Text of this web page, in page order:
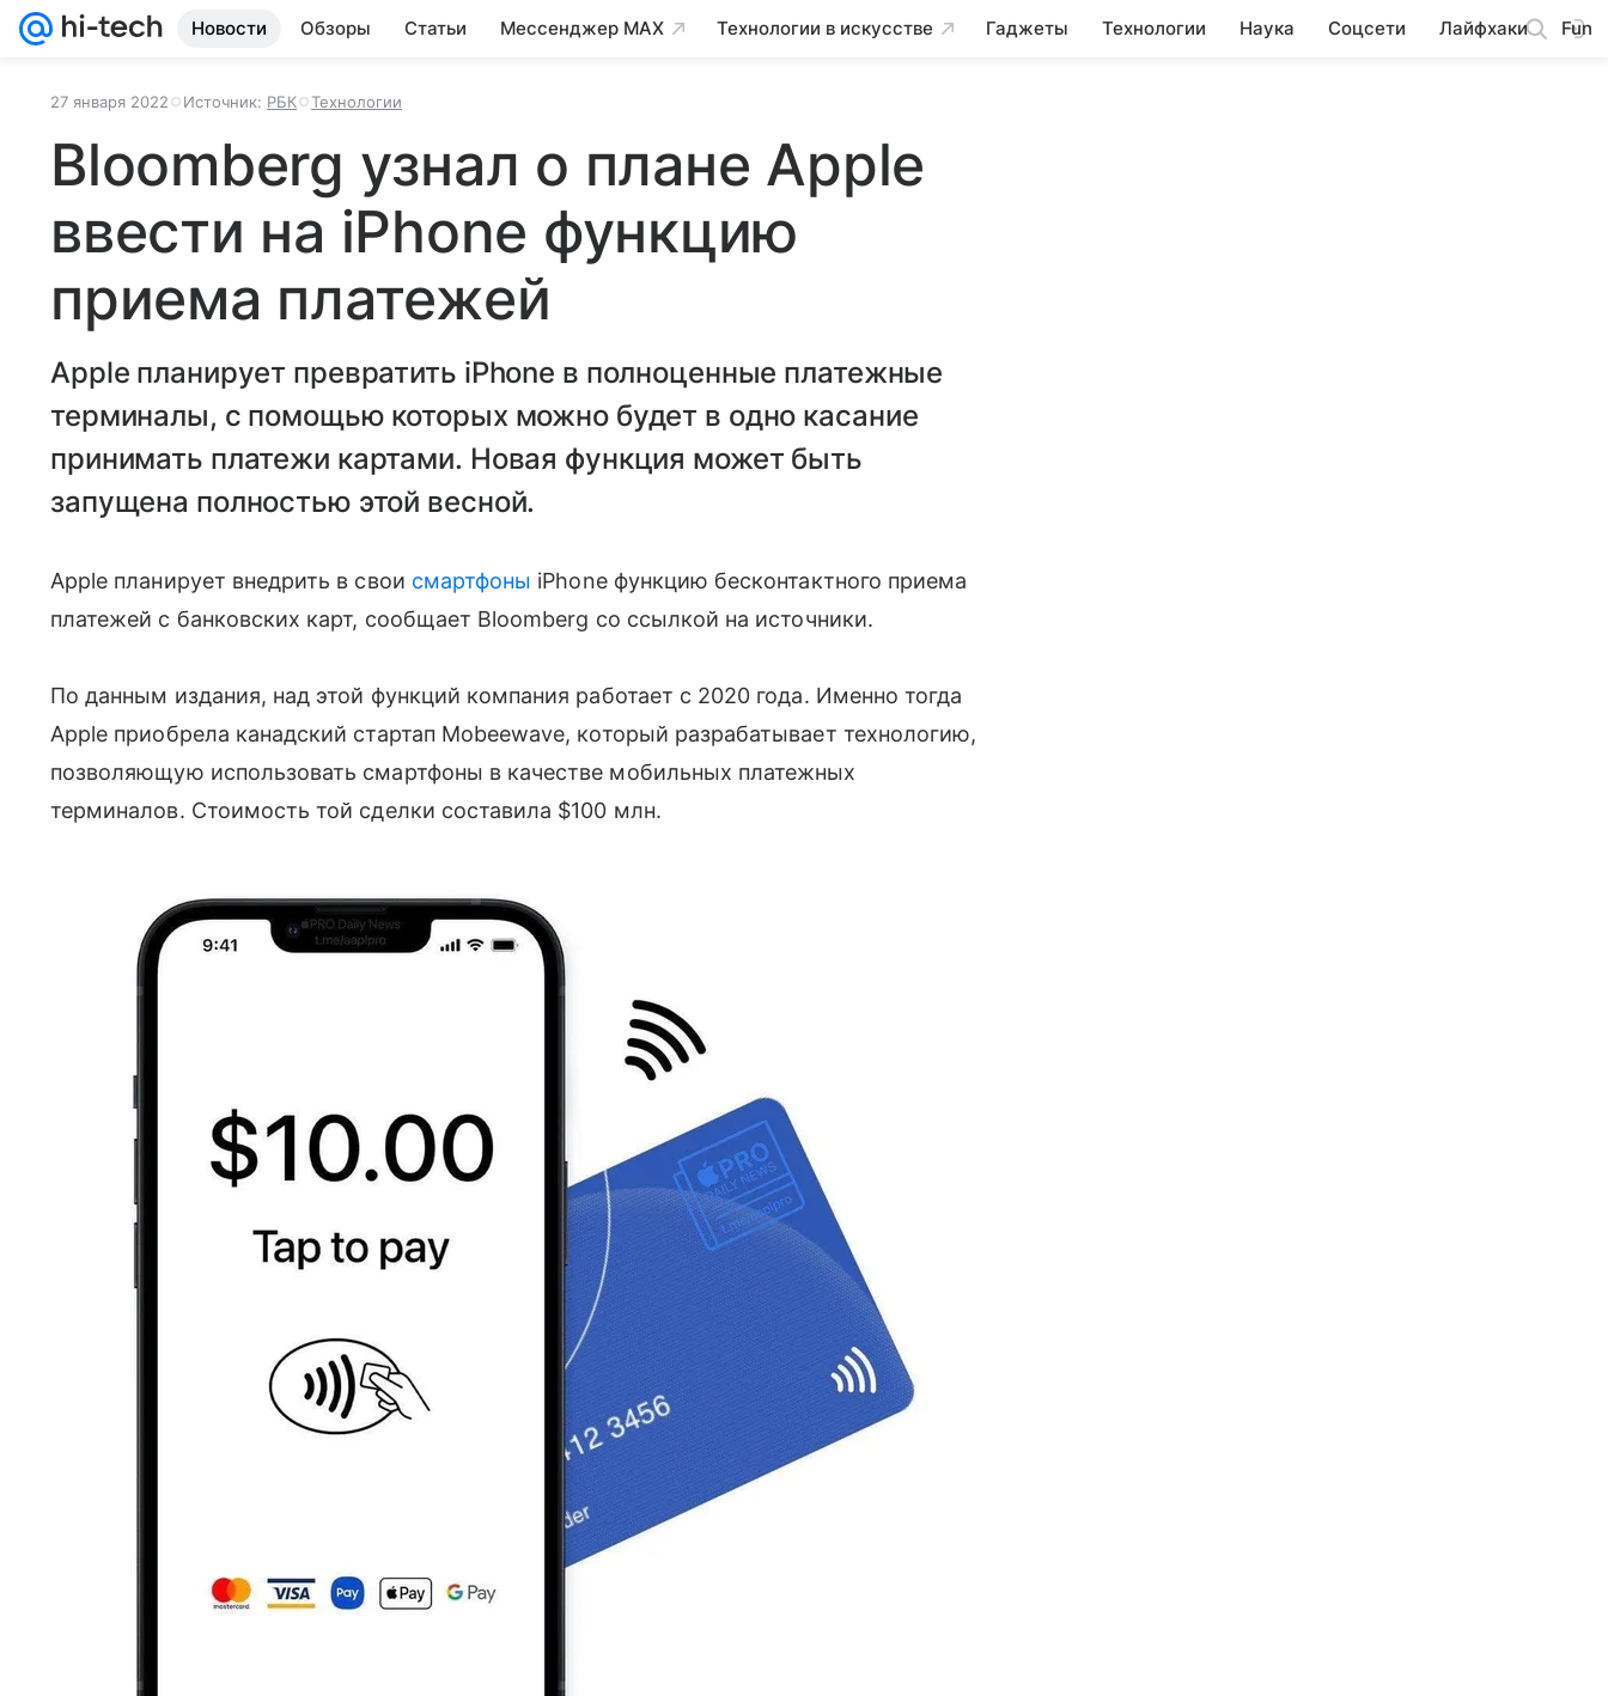
Новости Обзоры Статьи Мессенджер MAX Технологии в искусстве Гаджеты Технологии Наука Соцсети Лайфхаки Fun
27 января 2022 Источник: РБК Технологии
Bloomberg узнал о плане Apple
ввести на iPhone функцию
приема платежей
Apple планирует превратить iPhone в полноценные платежные
терминалы, с помощью которых можно будет в одно касание
принимать платежи картами. Новая функция может быть
запущена полностью этой весной.
Apple планирует внедрить в свои смартфоны iPhone функцию бесконтактного приема
платежей с банковских карт, сообщает Bloomberg со ссылкой на источники.
По данным издания, над этой функций компания работает с 2020 года. Именно тогда
Apple приобрела канадский стартап Mobeewave, который разрабатывает технологию,
позволяющую использовать смартфоны в качестве мобильных платежных
терминалов. Стоимость той сделки составила $100 млн.